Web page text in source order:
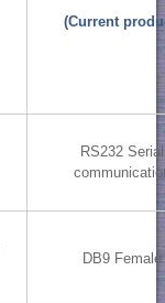
(Current
RS232 Serial
DB9 Female